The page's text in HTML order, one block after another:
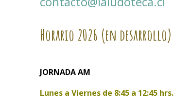
Horario 2026 (en desarrollo)
JORNADA AM
Lunes a Viernes de 8:45 a 12:45 hrs.